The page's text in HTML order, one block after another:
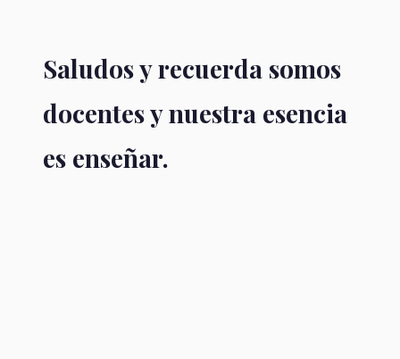
Saludos y recuerda somos
docentes y nuestra esencia
es enseñar.